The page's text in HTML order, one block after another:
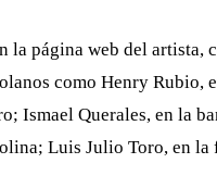
página web del artista,
como Henry Rubio,
Ismael Querales, en la
Luis Julio Toro, en